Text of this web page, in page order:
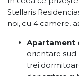
Stellaris
noi, cu 4 camere,
Apartament
orientare
trei